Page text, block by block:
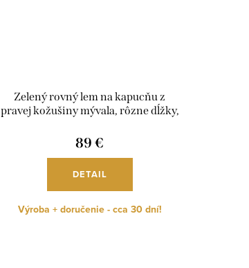
Zelený rovný lem na kapucňu z
pravej kožušiny mývala, rôzne dĺžky,
89 €
DETAIL
Výroba + doručenie - cca 30 dní!